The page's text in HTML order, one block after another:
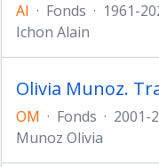
AI · Fonds · 1961-
Ichon Alain
Olivia Munoz.
OM · Fonds · 2001-
Munoz Olivia